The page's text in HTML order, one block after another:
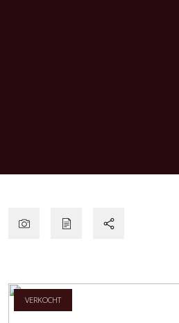
VERKOCHT